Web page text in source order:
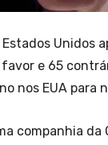
Unidos
favor e 65
nos EUA para
companhia da